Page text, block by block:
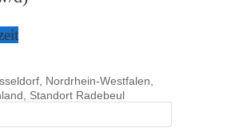
Nordrhein-Westfalen,
Standort Radebeul